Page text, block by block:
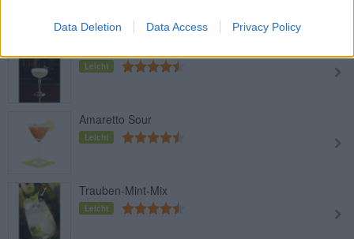
Data Deletion Data Access Privacy Policy
Leicht
Amaretto Sour
Leicht
Trauben-Mint-Mix
Leicht